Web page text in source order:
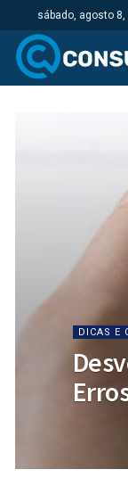
sábado, agosto 8,
DICAS E